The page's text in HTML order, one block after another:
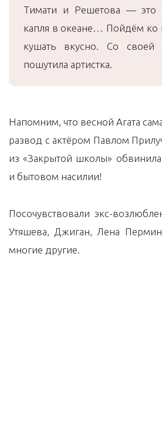
Тимати и Решетова — это
капля в океане… Пойдём ко
кушать вкусно. Со своей
пошутила артистка.
Напомним, что весной Агата
развод с актёром Павлом
из «Закрытой школы» обвинила
и бытовом насилии!
Посочувствовали экс-
Утяшева, Джиган, Лена
многие другие.